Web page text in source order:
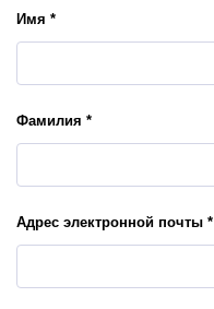
Имя *
Фамилия *
Адрес электронной почты *